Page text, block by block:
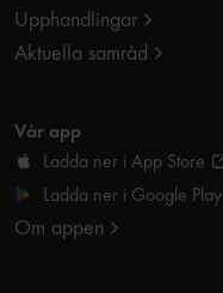
Upphandlingar
Aktuella samråd
Vår app
Ladda ner i App Store
Ladda ner i Google Play
Om appen